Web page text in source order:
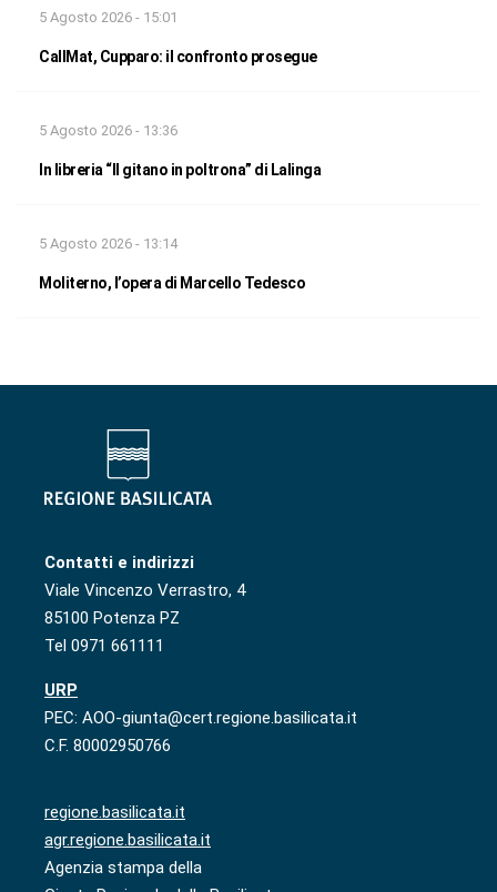
5 Agosto 2026 - 15:01
CallMat, Cupparo: il confronto prosegue
5 Agosto 2026 - 13:36
In libreria “Il gitano in poltrona” di Lalinga
5 Agosto 2026 - 13:14
Moliterno, l’opera di Marcello Tedesco
Contatti e indirizzi
Viale Vincenzo Verrastro, 4
85100 Potenza PZ
Tel 0971 661111
URP
PEC: AOO-giunta@cert.regione.basilicata.it
C.F. 80002950766
regione.basilicata.it
agr.regione.basilicata.it
Agenzia stampa della